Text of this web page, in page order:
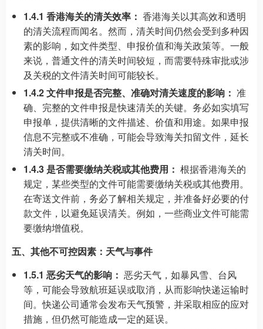
1.4.1 香港海关的清关效率： 香港海关以其高效和透明
的清关流程而闻名。然而，清关时间仍然会受到多种因
素的影响，如文件类型、申报价值和海关政策等。一般
来说，普通文件的清关时间较短，而需要特殊审批或涉
及关税的文件清关时间可能较长。
1.4.2 文件申报是否完整、准确对清关速度的影响： 准
确、完整的文件申报是快速清关的关键。务必如实填写
申报单，提供清晰的文件描述、价值和用途。如果申报
信息不完整或不准确，可能会导致海关扣留文件，延长
清关时间。
1.4.3 是否需要缴纳关税或其他费用： 根据香港海关的
规定，某些类型的文件可能需要缴纳关税或其他费用。
在寄送文件前，务必了解相关规定，并准备好必要的付
款文件，以避免延误清关。例如，一些商业文件可能需
要缴纳增值税。
五、其他不可控因素：天气与事件
1.5.1 恶劣天气的影响： 恶劣天气，如暴风雪、台风
等，可能会导致航班延误或取消，从而影响快递运输时
间。快递公司通常会发布天气预警，并采取相应的应对
措施，但仍然可能造成一定的延误。